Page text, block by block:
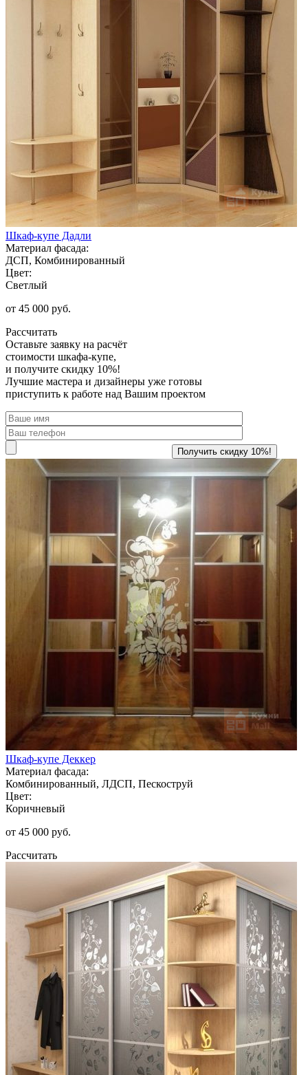
Шкаф-купе Дадли
Материал фасада:
ДСП, Комбинированный
Цвет:
Светлый
от 45 000 руб.
Рассчитать
Оставьте заявку на расчёт
стоимости шкафа-купе,
и получите скидку 10%!
Лучшие мастера и дизайнеры уже готовы
приступить к работе над Вашим проектом
Шкаф-купе Деккер
Материал фасада:
Комбинированный, ЛДСП, Пескоструй
Цвет:
Коричневый
от 45 000 руб.
Рассчитать